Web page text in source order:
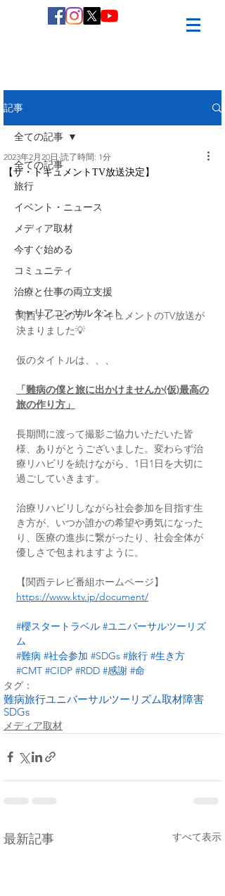
記事
全ての記事
旅行
イベント・ニュース
メディア取材
今すぐ始める
コミュニティ
治療と仕事の両立支援
キャリアコンサルタント
全ての記事
【ザ・ドキュメントTV放送決定】
2023年2月20日 読了時間: 1分
関西テレビのザ・ドキュメントのTV放送が
決まりました💡
仮のタイトルは、、、
「難病の僕と旅に出かけませんか(仮)最高の
旅の作り方」
長期間に渡って撮影ご協力いただいた皆
様、ありがとうございました。変わらず治
療リハビリを続けながら、1日1日を大切に
過ごしていきます。
治療リハビリしながら社会参加を目指す生
き方が、いつか誰かの希望や勇気になった
り、医療の進歩に繋がったり、社会全体が
優しさで包まれますように。
【関西テレビ番組ホームページ】
https://www.ktv.jp/document/
#櫻スタートラベル #ユニバーサルツーリズ
ム
#難病 #社会参加 #SDGs #旅行 #生き方
#CMT #CIDP #RDD #感謝 #命
タグ：
難病旅行ユニバーサルツーリズム取材障害
SDGs
メディア取材
最新記事 すべて表示